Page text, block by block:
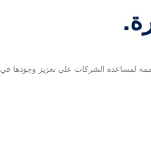
لمساعدة الشركات على تعزيز وجودها في